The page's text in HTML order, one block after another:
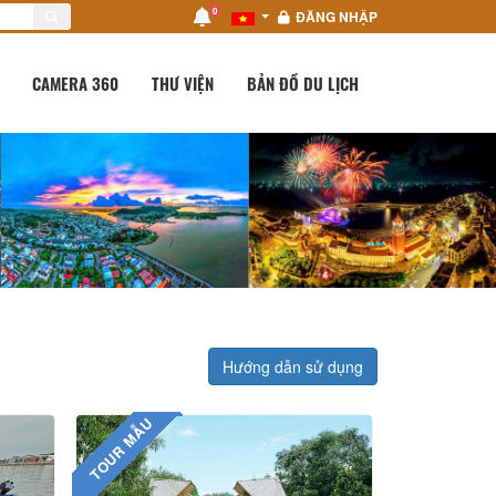
0 ĐĂNG NHẬP
CAMERA 360 THƯ VIỆN BẢN ĐỒ DU LỊCH
Hướng dẫn sử dụng
TOUR MẪU